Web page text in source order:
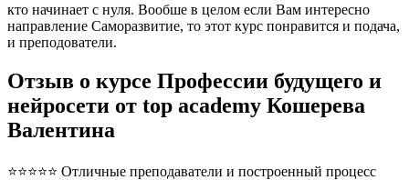
кто начинает с нуля. Вообше в целом если Вам интересно
направление Саморазвитие, то этот курс понравится и подача,
и преподователи.
Отзыв о курсе Профессии будущего и
нейросети от top academy Кошерева
Валентина
⭐⭐⭐⭐⭐ Отличные преподаватели и построенный процесс